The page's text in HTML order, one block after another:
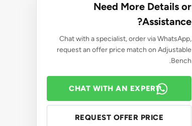
Need More Details or
Assistance?
Chat with a specialist, order via WhatsApp,
request an offer price match on Adjustable
Bench.
CHAT WITH AN EXPERT
REQUEST OFFER PRICE